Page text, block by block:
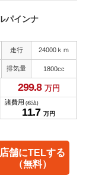
パインナ
走行 24000ｋｍ
排気量 1800cc
299.8 万円
諸費用 (税込)
11.7 万円
店舗にTELする
（無料）